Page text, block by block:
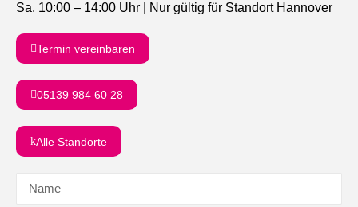
Sa. 10:00 – 14:00 Uhr Nur gültig für Standort Hannover
Termin vereinbaren
05139 984 60 28
Alle Standorte